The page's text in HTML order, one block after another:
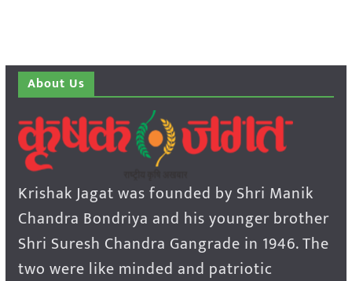
About Us
Krishak Jagat was founded by Shri Manik
Chandra Bondriya and his younger brother
Shri Suresh Chandra Gangrade in 1946. The
two were like minded and patriotic